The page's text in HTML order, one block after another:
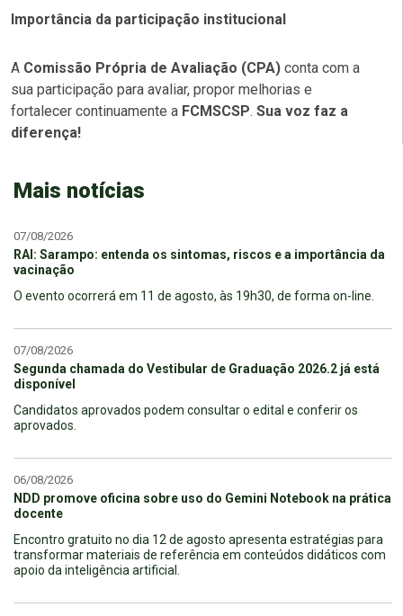
Importância da participação institucional
A Comissão Própria de Avaliação (CPA) conta com a
sua participação para avaliar, propor melhorias e
fortalecer continuamente a FCMSCSP. Sua voz faz a
diferença!
Mais notícias
07/08/2026
RAI: Sarampo: entenda os sintomas, riscos e a importância da
vacinação
O evento ocorrerá em 11 de agosto, às 19h30, de forma on-line.
07/08/2026
Segunda chamada do Vestibular de Graduação 2026.2 já está
disponível
Candidatos aprovados podem consultar o edital e conferir os
aprovados.
06/08/2026
NDD promove oficina sobre uso do Gemini Notebook na prática
docente
Encontro gratuito no dia 12 de agosto apresenta estratégias para
transformar materiais de referência em conteúdos didáticos com
apoio da inteligência artificial.